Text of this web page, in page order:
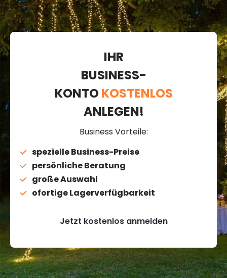
IHR
BUSINESS-
KONTOKOSTENLOS
ANLEGEN!
Business Vorteile:
spezielle Business-Preise
persönliche Beratung
große Auswahl
ofortige Lagerverfügbarkeit
Jetzt kostenlos anmelden